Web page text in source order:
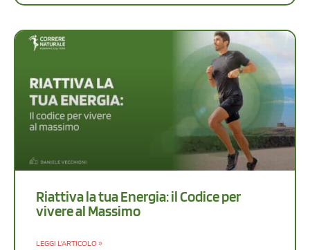
Riattiva la tua Energia: il Codice per
vivere al Massimo
LEGGI L'ARTICOLO »